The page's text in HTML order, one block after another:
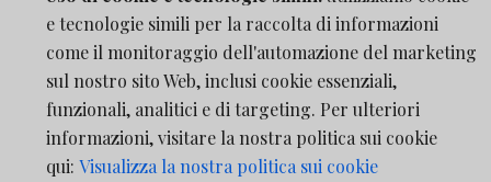
e tecnologie simili per la raccolta di informazioni
come il monitoraggio dell'automazione del marketing
sul nostro sito Web, inclusi cookie essenziali,
funzionali, analitici e di targeting. Per ulteriori
informazioni, visitare la nostra politica sui cookie
qui: Visualizza la nostra politica sui cookie